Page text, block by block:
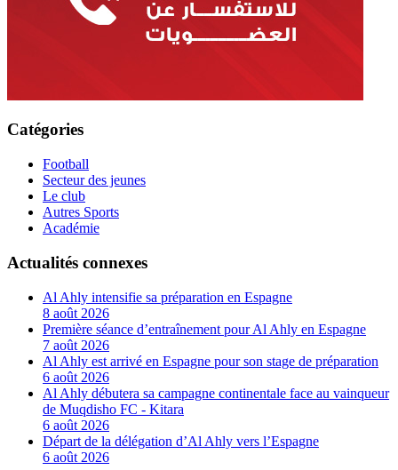
Catégories
Football
Secteur des jeunes
Le club
Autres Sports
Académie
Actualités connexes
Al Ahly intensifie sa préparation en Espagne
8 août 2026
Première séance d’entraînement pour Al Ahly en Espagne
7 août 2026
Al Ahly est arrivé en Espagne pour son stage de préparation
6 août 2026
Al Ahly débutera sa campagne continentale face au vainqueur
de Muqdisho FC - Kitara
6 août 2026
Départ de la délégation d’Al Ahly vers l’Espagne
6 août 2026